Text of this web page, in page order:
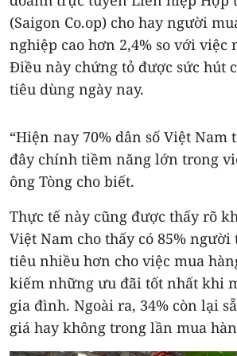
(Saigon Co.op) cho hay người
nghiệp cao hơn 2,4% so với
Điều này chứng tỏ được sức hút
tiêu dùng ngày nay.
“Hiện nay 70% dân số Việt
đây chính tiềm năng lớn trong
ông Tòng cho biết.
Thực tế này cũng được thấy rõ
Việt Nam cho thấy có 85%
tiêu nhiều hơn cho việc mua
kiếm những ưu đãi tốt nhất khi
gia đình. Ngoài ra, 34% còn lại
giá hay không trong lần mua